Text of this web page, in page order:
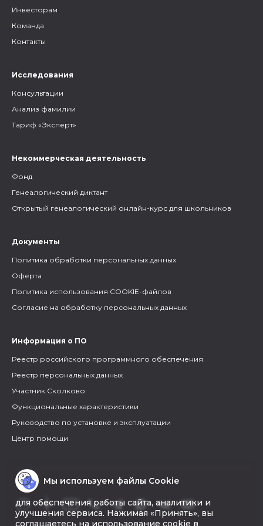
Инвесторам
Команда
Контакты
Исследования
Консультации
Анализ фамилии
Тариф «Эксперт»
Некоммерческая деятельность
Фонд
Генеалогический диктант
Открытый генеалогический онлайн-курс для школьников
Документы
Политика обработки персональных данных
Оферта
Политика использования COOKIE-файлов
Согласие на обработку персональных данных
Информация о ПО
Реестр российского программного обеспечения
Реестр персональных данных
Участник Сколково
Функциональные характеристики
Руководство по установке и эксплуатации
Центр помощи
Мы используем файлы Cookie
для обеспечения работы сайта, аналитики и
улучшения сервиса. Нажимая «Принять», вы
соглашаетесь на использование cookie в